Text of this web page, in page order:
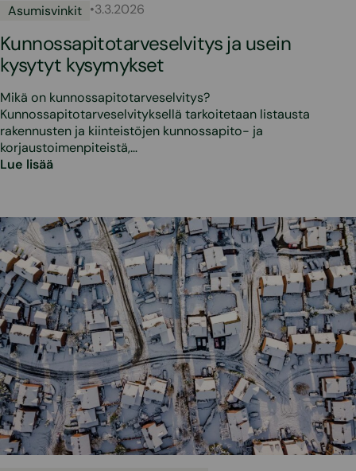
Asumisvinkit •3.3.2026
Kunnossapitotarveselvitys ja usein
kysytyt kysymykset
Mikä on kunnossapitotarveselvitys?
Kunnossapitotarveselvityksellä tarkoitetaan listausta
rakennusten ja kiinteistöjen kunnossapito- ja
korjaustoimenpiteistä,…
Lue lisää